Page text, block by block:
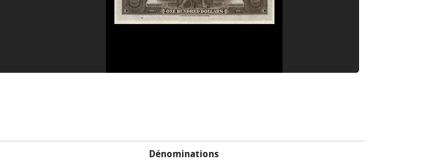
Dénominations